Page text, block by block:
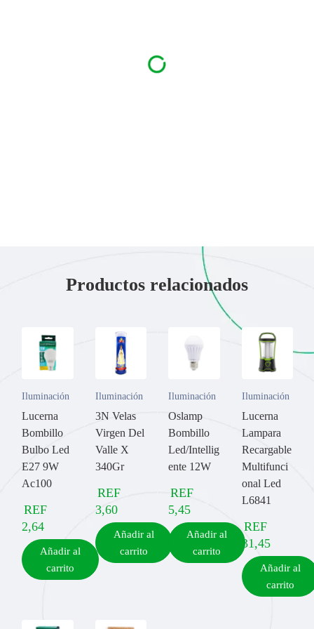
Productos relacionados
Iluminación
Lucerna
Bombillo
Bulbo Led
E27 9W
Ac100
REF
2,64
Añadir al
carrito
Iluminación
3N Velas
Virgen Del
Valle X
340Gr
REF
3,60
Añadir al
carrito
Iluminación
Oslamp
Bombillo
Led/Intellig
ente 12W
REF
5,45
Añadir al
carrito
Iluminación
Lucerna
Lampara
Recargable
Multifunci
onal Led
L6841
REF
31,45
Añadir al
carrito